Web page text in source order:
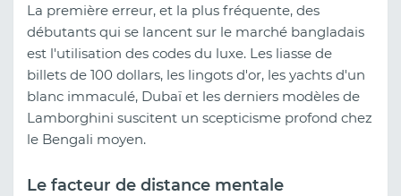
La première erreur, et la plus fréquente, des
débutants qui se lancent sur le marché bangladais
est l'utilisation des codes du luxe. Les liasse de
billets de 100 dollars, les lingots d'or, les yachts d'un
blanc immaculé, Dubaï et les derniers modèles de
Lamborghini suscitent un scepticisme profond chez
le Bengali moyen.
Le facteur de distance mentale